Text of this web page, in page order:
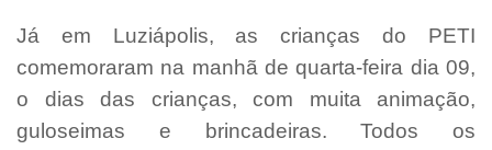
Já em Luziápolis, as crianças do PETI
comemoraram na manhã de quarta-feira dia 09,
o dias das crianças, com muita animação,
guloseimas e brincadeiras. Todos os